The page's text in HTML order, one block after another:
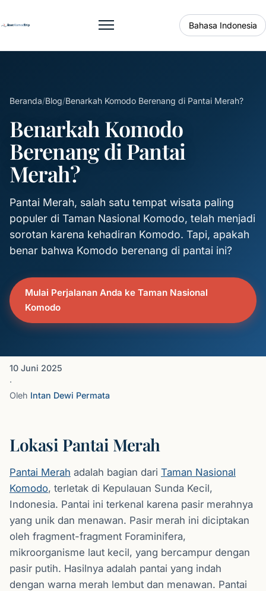
Buka menu Bahasa Indonesia
Beranda/Blog/Benarkah Komodo Berenang di Pantai Merah?
Benarkah Komodo
Berenang di Pantai
Merah?
Pantai Merah, salah satu tempat wisata paling
populer di Taman Nasional Komodo, telah menjadi
sorotan karena kehadiran Komodo. Tapi, apakah
benar bahwa Komodo berenang di pantai ini?
Mulai Perjalanan Anda ke Taman Nasional
Komodo
10 Juni 2025
·
Oleh Intan Dewi Permata
Lokasi Pantai Merah
Pantai Merah adalah bagian dari Taman Nasional
Komodo, terletak di Kepulauan Sunda Kecil,
Indonesia. Pantai ini terkenal karena pasir merahnya
yang unik dan menawan. Pasir merah ini diciptakan
oleh fragment-fragment Foraminifera,
mikroorganisme laut kecil, yang bercampur dengan
pasir putih. Hasilnya adalah pantai yang indah
dengan warna merah lembut dan menawan. Pantai